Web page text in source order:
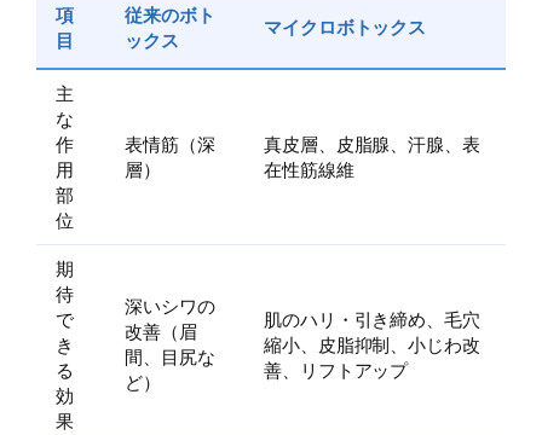
項
目
従来のボト
ックス
マイクロボトックス
主
な
作
用
部
位
表情筋（深
層）
真皮層、皮脂腺、汗腺、表
在性筋線維
期
待
で
き
る
効
果
深いシワの
改善（眉
間、目尻な
ど）
肌のハリ・引き締め、毛穴
縮小、皮脂抑制、小じわ改
善、リフトアップ